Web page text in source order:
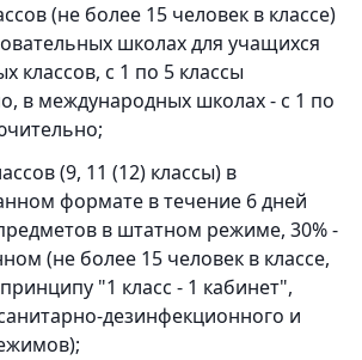
(не более 15 человек в классе)
школах для учащихся
классов, с 1 по 5 классы
в международных школах - с 1 по
(9, 11 (12) классы) в
формате в течение 6 дней
в штатном режиме, 30% -
(не более 15 человек в классе,
"1 класс - 1 кабинет",
дезинфекционного и